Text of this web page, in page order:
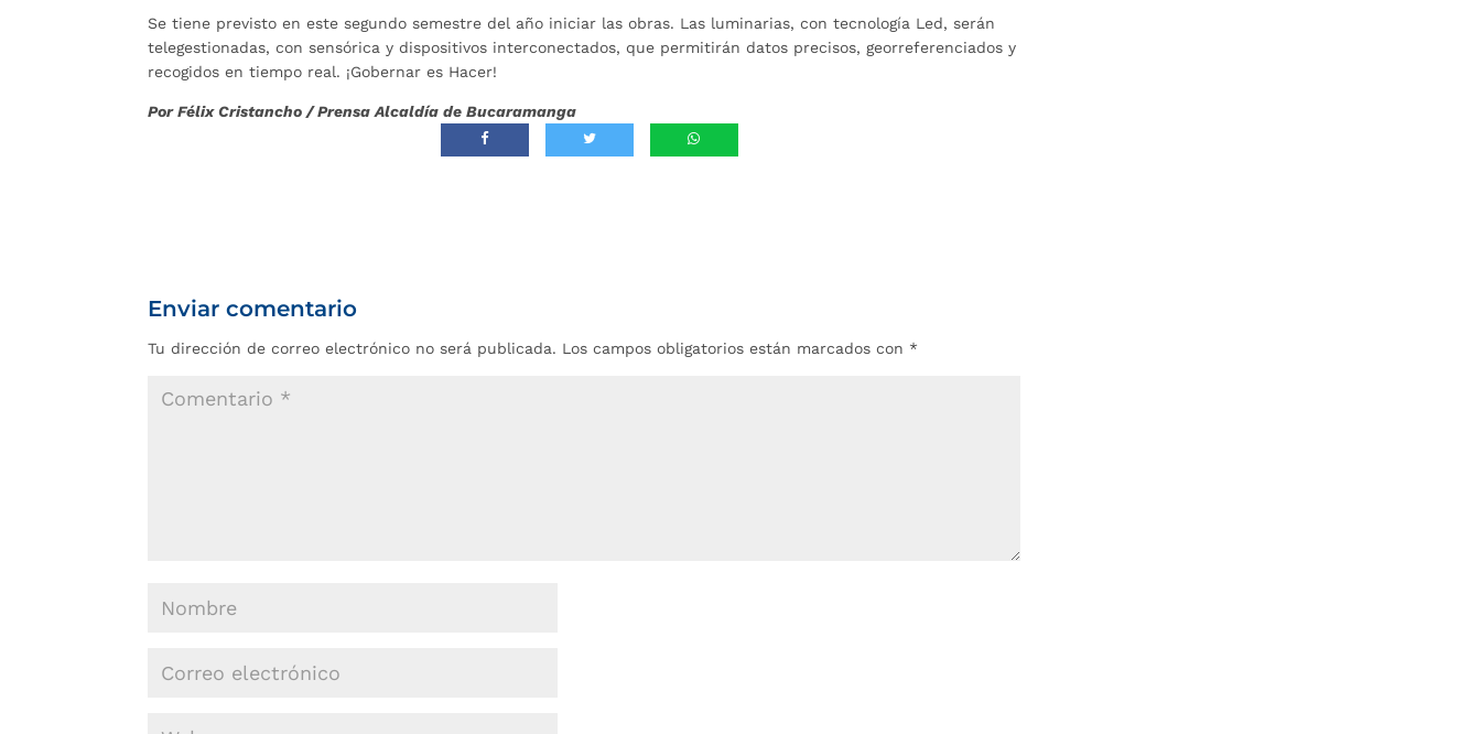
Se tiene previsto en este segundo semestre del año iniciar las obras. Las luminarias, con tecnología Led, serán
telegestionadas, con sensórica y dispositivos interconectados, que permitirán datos precisos, georreferenciados y
recogidos en tiempo real. ¡Gobernar es Hacer!
Por Félix Cristancho / Prensa Alcaldía de Bucaramanga
Enviar comentario
Tu dirección de correo electrónico no será publicada. Los campos obligatorios están marcados con *